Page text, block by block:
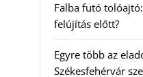
Falba futó
felújítás előtt?
Egyre több az
Székesfehérvár